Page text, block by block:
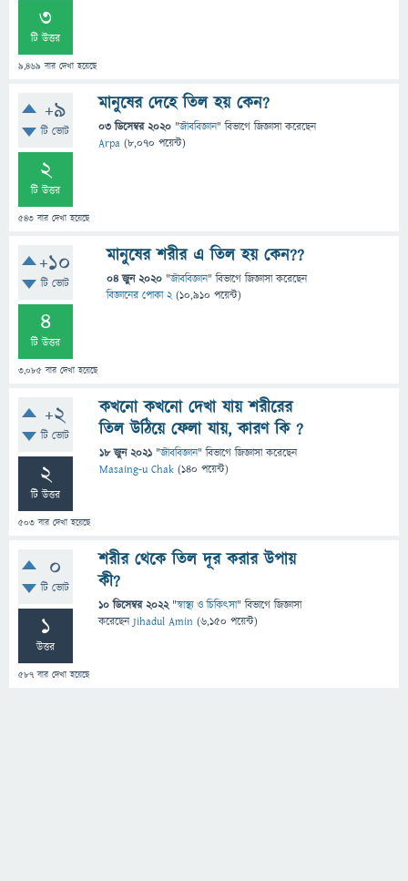
3
টি উত্তর
9,469 বার দেখা হয়েছে
+9
টি ভোট
2
টি উত্তর
543 বার দেখা হয়েছে
মানুষের দেহে তিল হয় কেন?
03 ডিসেম্বর 2020 "জীববিজ্ঞান" বিভাগে জিজ্ঞাসাকরেছেন
Arpa (8,070 পয়েন্ট)
+10
টি ভোট
4
টি উত্তর
3,085 বার দেখা হয়েছে
মানুষের শরীর এ তিল হয় কেন??
04 জুন 2020 "জীববিজ্ঞান" বিভাগে জিজ্ঞাসাকরেছেন
বিজ্ঞানের পোকা 2 (10,910 পয়েন্ট)
+2
টি ভোট
2
টি উত্তর
503 বার দেখা হয়েছে
কখনো কখনো দেখা যায় শরীরের
তিল উঠিয়ে ফেলা যায়, কারণ কি ?
18 জুন 2021 "জীববিজ্ঞান" বিভাগে জিজ্ঞাসাকরেছেন
Masaing-u Chak (140 পয়েন্ট)
0
টি ভোট
1
উত্তর
587 বার দেখা হয়েছে
শরীর থেকে তিল দূর করার উপায়
কী?
10 ডিসেম্বর 2022 "স্বাস্থ্য ও চিকিৎসা" বিভাগে জিজ্ঞাসা
করেছেনJihadul Amin (6,150 পয়েন্ট)